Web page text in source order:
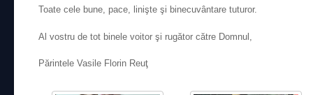
Toate cele bune, pace, linişte şi binecuvântare tuturor.
Al vostru de tot binele voitor şi rugător către Domnul,
Părintele Vasile Florin Reuţ